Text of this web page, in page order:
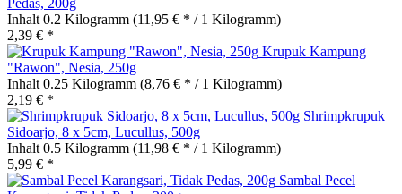
Inhalt 0.2 Kilogramm (11,95 € * / 1 Kilogramm)
2,39 € *
Krupuk Kampung
"Rawon", Nesia, 250g
Inhalt 0.25 Kilogramm (8,76 € * / 1 Kilogramm)
2,19 € *
Shrimpkrupuk
Sidoarjo, 8 x 5cm, Lucullus, 500g
Inhalt 0.5 Kilogramm (11,98 € * / 1 Kilogramm)
5,99 € *
Sambal Pecel